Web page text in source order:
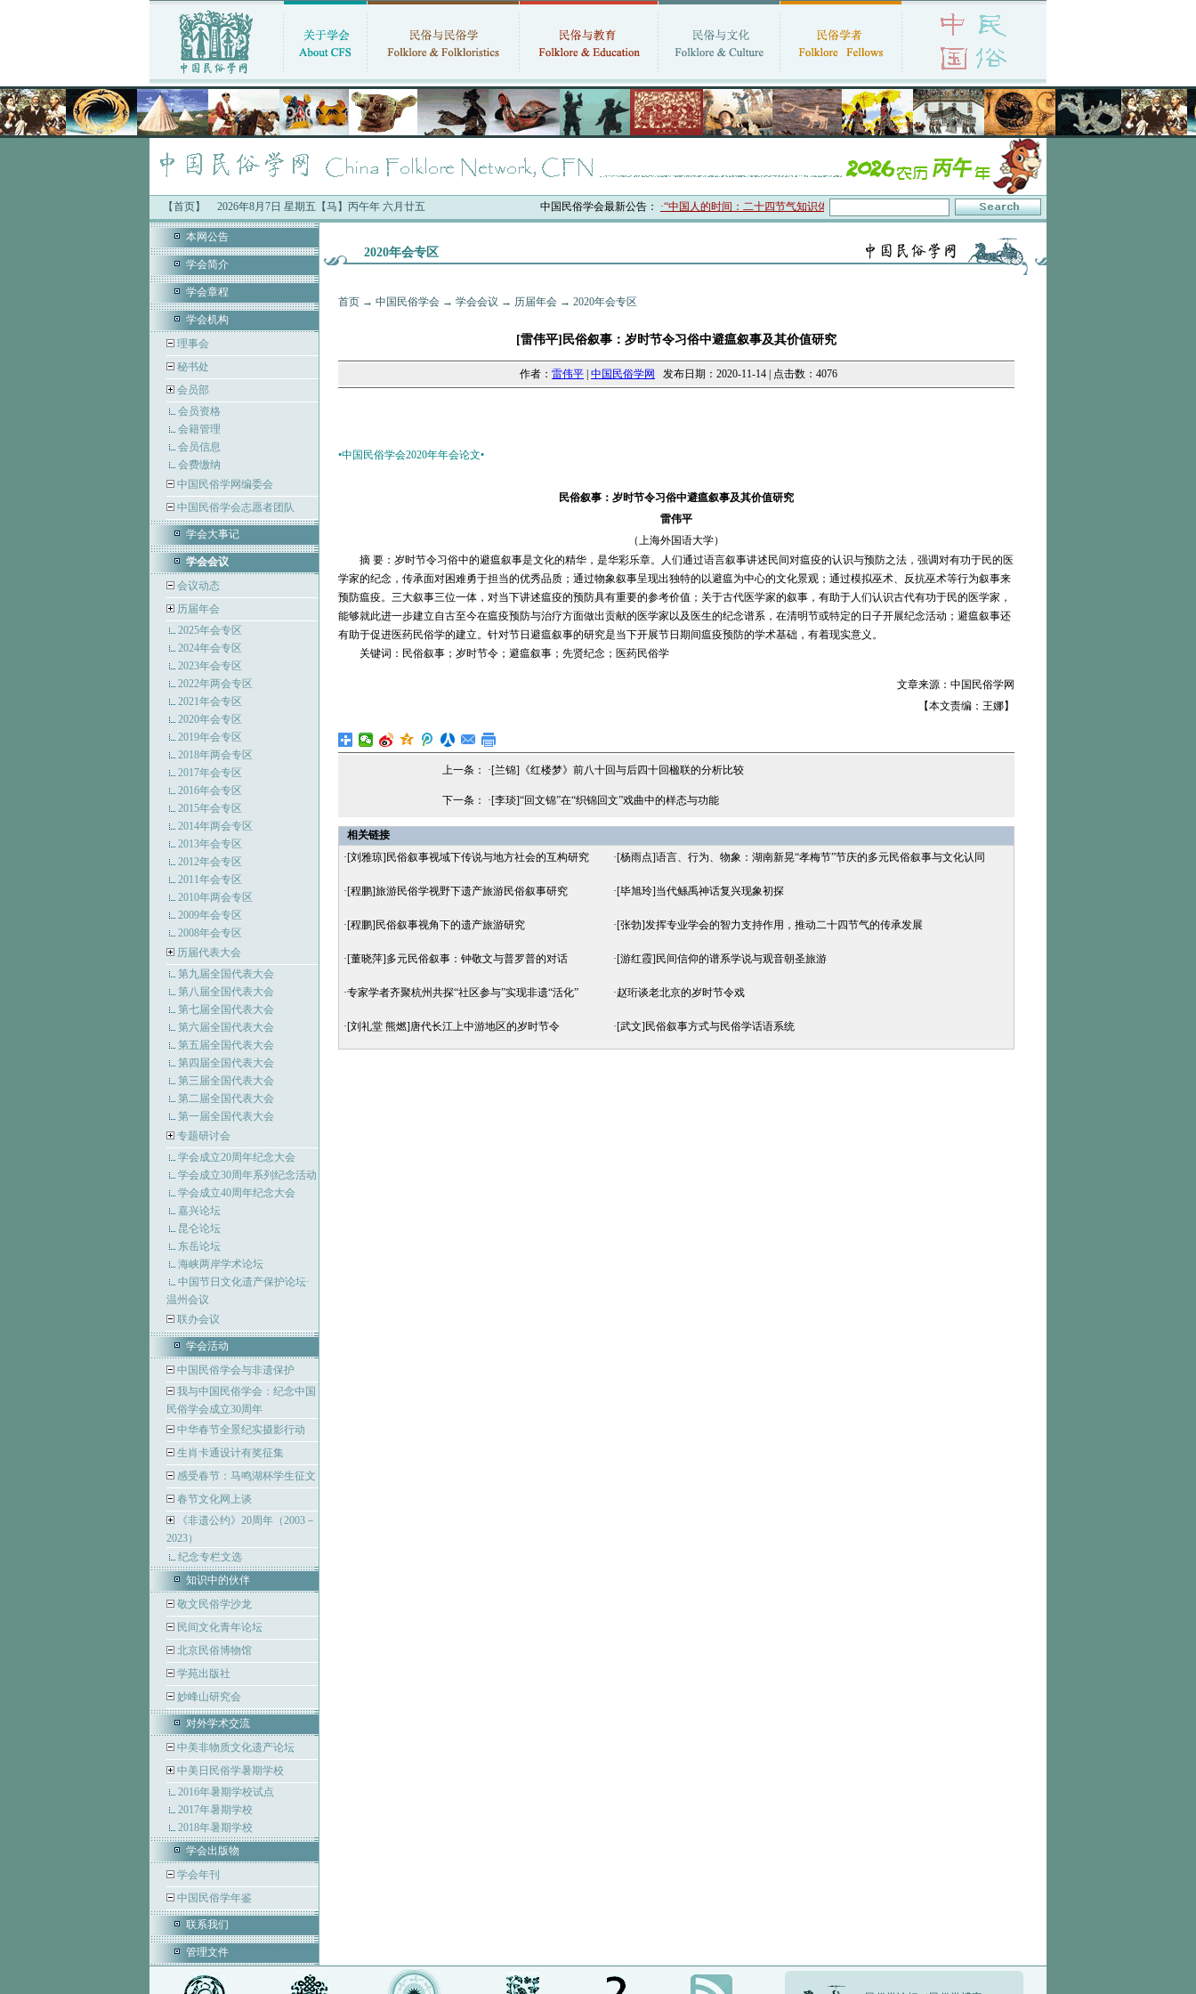
【首页】 2026年8月7日 星期五【马】丙午年 六月廿五 中国民俗学会最新公告：·“中国人的时间：二十四节气知识体系与数字叙事”研讨会在京召开 ·中国民俗学会第十一届代表大会暨2026年年会征
本网公告
学会简介
学会章程
学会机构
理事会
秘书处
会员部
会员资格
会籍管理
会员信息
会费缴纳
中国民俗学网编委会
中国民俗学会志愿者团队
学会大事记
学会会议
会议动态
历届年会
2025年会专区
2024年会专区
2023年会专区
2022年两会专区
2021年会专区
2020年会专区
2019年会专区
2018年两会专区
2017年会专区
2016年会专区
2015年会专区
2014年两会专区
2013年会专区
2012年会专区
2011年会专区
2010年两会专区
2009年会专区
2008年会专区
历届代表大会
第九届全国代表大会
第八届全国代表大会
第七届全国代表大会
第六届全国代表大会
第五届全国代表大会
第四届全国代表大会
第三届全国代表大会
第二届全国代表大会
第一届全国代表大会
专题研讨会
学会成立20周年纪念大会
学会成立30周年系列纪念活动
学会成立40周年纪念大会
嘉兴论坛
昆仑论坛
东岳论坛
海峡两岸学术论坛
中国节日文化遗产保护论坛·
温州会议
联办会议
学会活动
中国民俗学会与非遗保护
我与中国民俗学会：纪念中国
民俗学会成立30周年
中华春节全景纪实摄影行动
生肖卡通设计有奖征集
感受春节：马鸣湖杯学生征文
春节文化网上谈
《非遗公约》20周年（2003－
2023）
纪念专栏文选
知识中的伙伴
敬文民俗学沙龙
民间文化青年论坛
北京民俗博物馆
学苑出版社
妙峰山研究会
对外学术交流
中美非物质文化遗产论坛
中美日民俗学暑期学校
2016年暑期学校试点
2017年暑期学校
2018年暑期学校
学会出版物
学会年刊
中国民俗学年鉴
联系我们
管理文件
2020年会专区
首页→ 中国民俗学会→ 学会会议 → 历届年会→ 2020年会专区
[雷伟平]民俗叙事：岁时节令习俗中避瘟叙事及其价值研究
作者： 雷伟平 中国民俗学网 发布日期：2020-11-14 | 点击数：4076
•中国民俗学会2020年年会论文•
民俗叙事：岁时节令习俗中避瘟叙事及其价值研究
雷伟平
（上海外国语大学）
摘 要：岁时节令习俗中的避瘟叙事是文化的精华，是华彩乐章。人们通过语言叙事讲述民间对瘟疫的认识与预防之法，强调对有功于民的医
学家的纪念，传承面对困难勇于担当的优秀品质；通过物象叙事呈现出独特的以避瘟为中心的文化景观；通过模拟巫术、反抗巫术等行为叙事来
预防瘟疫。三大叙事三位一体，对当下讲述瘟疫的预防具有重要的参考价值；关于古代医学家的叙事，有助于人们认识古代有功于民的医学家，
能够就此进一步建立自古至今在瘟疫预防与治疗方面做出贡献的医学家以及医生的纪念谱系，在清明节或特定的日子开展纪念活动；避瘟叙事还
有助于促进医药民俗学的建立。针对节日避瘟叙事的研究是当下开展节日期间瘟疫预防的学术基础，有着现实意义。
关键词： 民俗叙事；岁时节令；避瘟叙事；先贤纪念；医药民俗学
文章来源：中国民俗学网
【本文责编：王娜】
上一条： ·[兰锦]《红楼梦》前八十回与后四十回楹联的分析比较
下一条： ·[李琰]“回文锦”在“织锦回文”戏曲中的样态与功能
相关链接
·[刘雅琼]民俗叙事视域下传说与地方社会的互构研究 ·[杨雨点]语言、行为、物象：湖南新晃“孝梅节”节庆的多元民俗叙事与文化认同
·[程鹏]旅游民俗学视野下遗产旅游民俗叙事研究 ·[毕旭玲]当代鲧禹神话复兴现象初探
·[程鹏]民俗叙事视角下的遗产旅游研究 ·[张勃]发挥专业学会的智力支持作用，推动二十四节气的传承发展
·[董晓萍]多元民俗叙事：钟敬文与普罗普的对话 ·[游红霞]民间信仰的谱系学说与观音朝圣旅游
·专家学者齐聚杭州共探“社区参与”实现非遗“活化” ·赵珩谈老北京的岁时节令戏
·[刘礼堂 熊燃]唐代长江上中游地区的岁时节令 ·[武文]民俗叙事方式与民俗学话语系统